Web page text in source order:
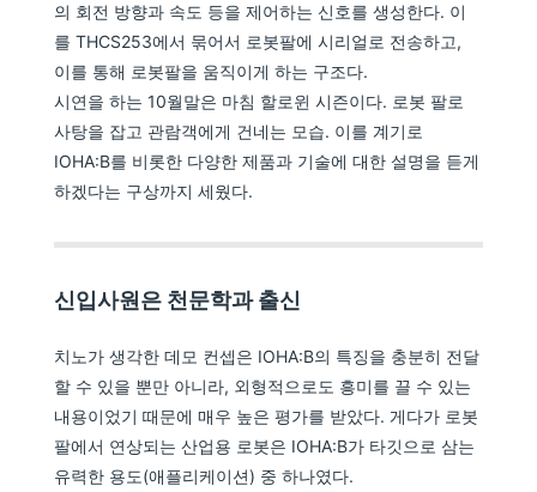
의 회전 방향과 속도 등을 제어하는 신호를 생성한다. 이
를 THCS253에서 묶어서 로봇팔에 시리얼로 전송하고,
이를 통해 로봇팔을 움직이게 하는 구조다.
시연을 하는 10월말은 마침 할로윈 시즌이다. 로봇 팔로
사탕을 잡고 관람객에게 건네는 모습. 이를 계기로
IOHA:B를 비롯한 다양한 제품과 기술에 대한 설명을 듣게
하겠다는 구상까지 세웠다.
신입사원은 천문학과 출신
치노가 생각한 데모 컨셉은 IOHA:B의 특징을 충분히 전달
할 수 있을 뿐만 아니라, 외형적으로도 흥미를 끌 수 있는
내용이었기 때문에 매우 높은 평가를 받았다. 게다가 로봇
팔에서 연상되는 산업용 로봇은 IOHA:B가 타깃으로 삼는
유력한 용도(애플리케이션) 중 하나였다.